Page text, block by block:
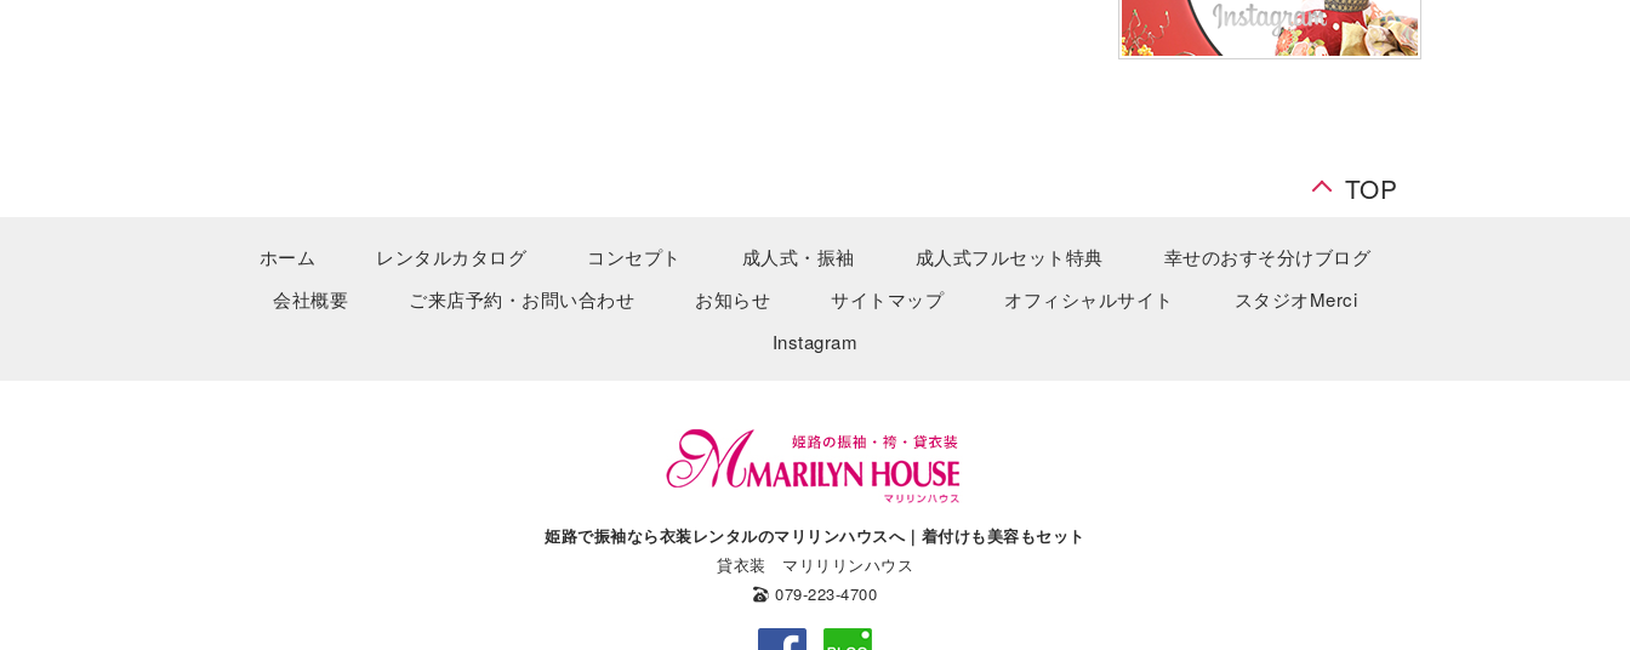
TOP
ホーム レンタルカタログ コンセプト 成人式・振袖 成人式フルセット特典
幸せのおすそ分けブログ
会社概要
ご来店予約・お問い合わせ お知らせ サイトマップ オフィシャルサイト
スタジオMerci
Instagram
姫路で振袖なら衣装レンタルのマリリンハウスへ｜着付けも美容もセット
貸衣装 マリリリンハウス
079-223-4700